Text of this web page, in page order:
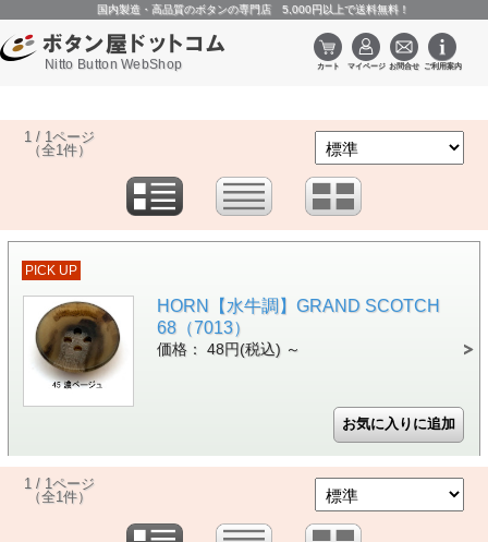
国内製造・高品質のボタンの専門店 5,000円以上で送料無料！
Nitto Button WebShop
1 / 1ページ
（全1件）
PICK UP
HORN【水牛調】GRAND SCOTCH
68（7013）
価格： 48円(税込) ～
1 / 1ページ
（全1件）